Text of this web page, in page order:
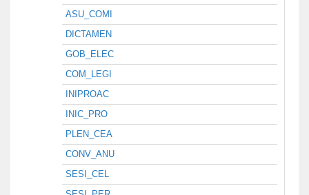
ASU_COMI
DICTAMEN
GOB_ELEC
COM_LEGI
INIPROAC
INIC_PRO
PLEN_CEA
CONV_ANU
SESI_CEL